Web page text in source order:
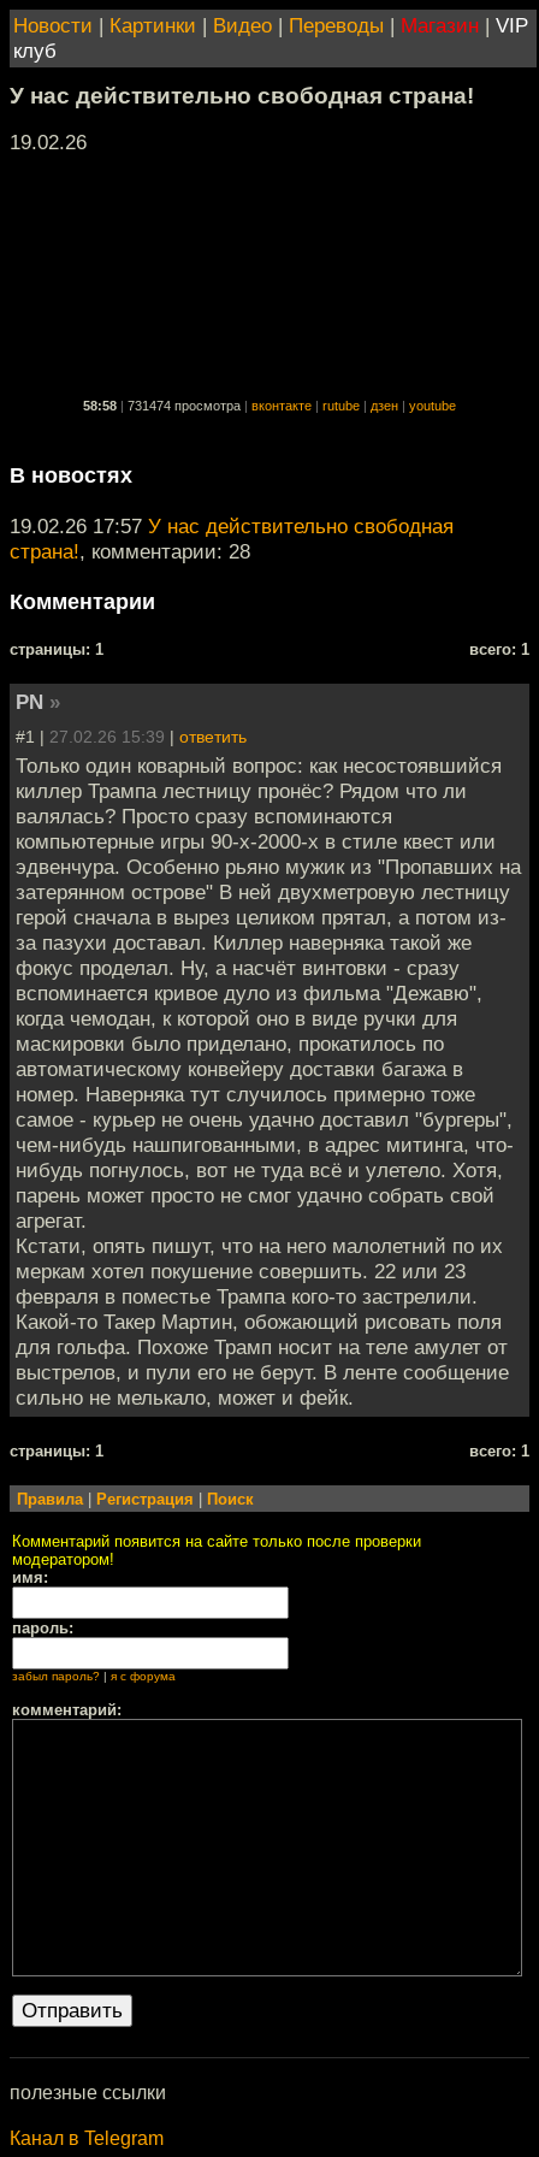
Новости | Картинки | Видео | Переводы | Магазин | VIP
клуб
У нас действительно свободная страна!
19.02.26
58:58 731474 просмотра вконтакте rutube дзен youtube
В новостях
19.02.26 17:57 У нас действительно свободная
страна!, комментарии: 28
Комментарии
cтраницы: 1 всего: 1
PN »
#1 | 27.02.26 15:39 | ответить
Только один коварный вопрос: как несостоявшийся
киллер Трампа лестницу пронёс? Рядом что ли
валялась? Просто сразу вспоминаются
компьютерные игры 90-х-2000-х в стиле квест или
эдвенчура. Особенно рьяно мужик из "Пропавших на
затерянном острове" В ней двухметровую лестницу
герой сначала в вырез целиком прятал, а потом из-
за пазухи доставал. Киллер наверняка такой же
фокус проделал. Ну, а насчёт винтовки - сразу
вспоминается кривое дуло из фильма "Дежавю",
когда чемодан, к которой оно в виде ручки для
маскировки было приделано, прокатилось по
автоматическому конвейеру доставки багажа в
номер. Наверняка тут случилось примерно тоже
самое - курьер не очень удачно доставил "бургеры",
чем-нибудь нашпигованными, в адрес митинга, что-
нибудь погнулось, вот не туда всё и улетело. Хотя,
парень может просто не смог удачно собрать свой
агрегат.
Кстати, опять пишут, что на него малолетний по их
меркам хотел покушение совершить. 22 или 23
февраля в поместье Трампа кого-то застрелили.
Какой-то Такер Мартин, обожающий рисовать поля
для гольфа. Похоже Трамп носит на теле амулет от
выстрелов, и пули его не берут. В ленте сообщение
сильно не мелькало, может и фейк.
cтраницы: 1 всего: 1
Правила| Регистрация Поиск
Комментарий появится на сайте только после проверки
модератором!
имя:
пароль:
забыл пароль? я с форума
комментарий:
полезные ссылки
Канал в Telegram